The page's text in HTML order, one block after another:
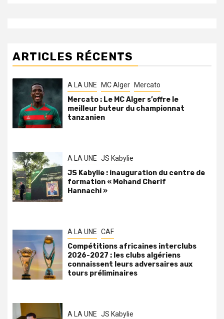
ARTICLES RÉCENTS
A LA UNE MC Alger Mercato
Mercato : Le MC Alger s’offre le
meilleur buteur du championnat
tanzanien
A LA UNE JS Kabylie
JS Kabylie : inauguration du centre de
formation « Mohand Cherif
Hannachi »
A LA UNE CAF
Compétitions africaines interclubs
2026-2027 : les clubs algériens
connaissent leurs adversaires aux
tours préliminaires
A LA UNE JS Kabylie